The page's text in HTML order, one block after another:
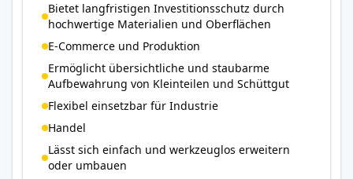
Bietet langfristigen Investitionsschutz durch
hochwertige Materialien und Oberflächen
E-Commerce und Produktion
Ermöglicht übersichtliche und staubarme
Aufbewahrung von Kleinteilen und Schüttgut
Flexibel einsetzbar für Industrie
Handel
Lässt sich einfach und werkzeuglos erweitern
oder umbauen